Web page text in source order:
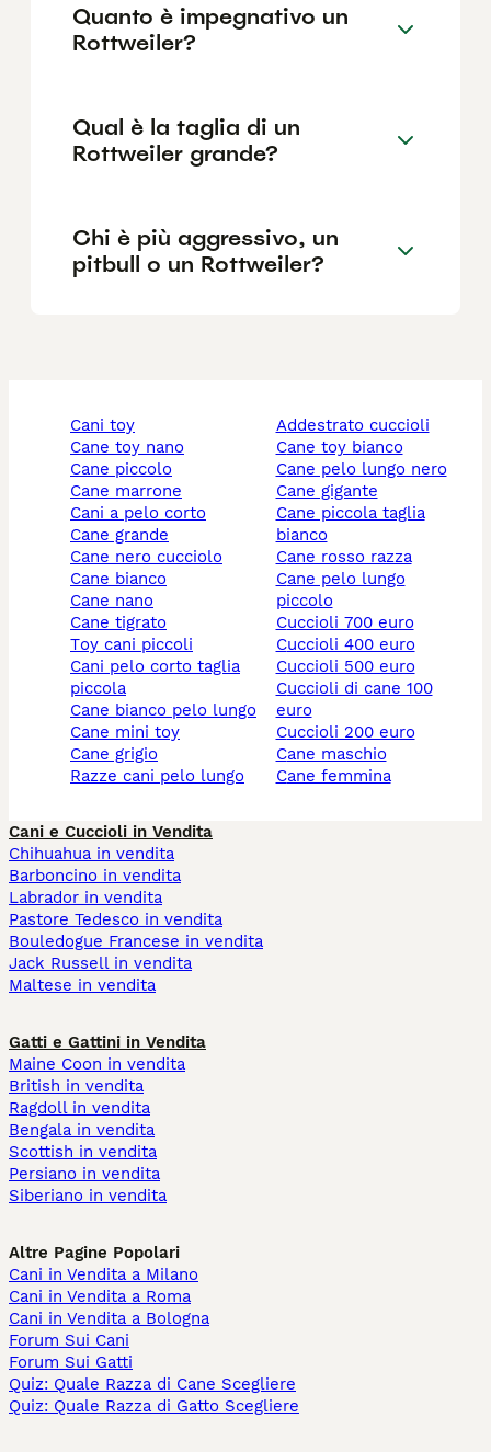
Quanto è impegnativo un
Rottweiler?
Qual è la taglia di un
Rottweiler grande?
Chi è più aggressivo, un
pitbull o un Rottweiler?
cani toy
cane toy nano
cane piccolo
cane marrone
cani a pelo corto
cane grande
cane nero cucciolo
cane bianco
cane nano
cane tigrato
toy cani piccoli
cani pelo corto taglia
piccola
cane bianco pelo lungo
cane mini toy
cane grigio
razze cani pelo lungo
addestrato cuccioli
cane toy bianco
cane pelo lungo nero
cane gigante
cane piccola taglia
bianco
cane rosso razza
cane pelo lungo
piccolo
cuccioli 700 euro
cuccioli 400 euro
cuccioli 500 euro
cuccioli di cane 100
euro
cuccioli 200 euro
cane maschio
cane femmina
Cani e Cuccioli in Vendita
Chihuahua in vendita
Barboncino in vendita
Labrador in vendita
Pastore Tedesco in vendita
Bouledogue Francese in vendita
Jack Russell in vendita
Maltese in vendita
Gatti e Gattini in Vendita
Maine Coon in vendita
British in vendita
Ragdoll in vendita
Bengala in vendita
Scottish in vendita
Persiano in vendita
Siberiano in vendita
Altre Pagine Popolari
Cani in Vendita a Milano
Cani in Vendita a Roma
Cani in Vendita a Bologna
Forum Sui Cani
Forum Sui Gatti
Quiz: Quale Razza di Cane Scegliere
Quiz: Quale Razza di Gatto Scegliere